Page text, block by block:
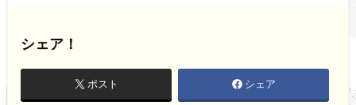
シェア！
ポスト シェア